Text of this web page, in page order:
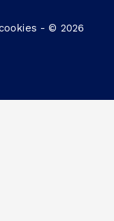
- © 2026